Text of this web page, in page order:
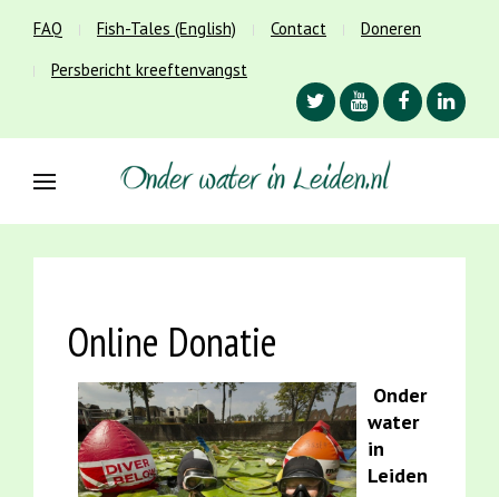
FAQ Fish-Tales (English) Contact
Doneren
Persbericht kreeftenvangst
Online Donatie
Onder
water
in
Leiden